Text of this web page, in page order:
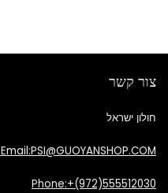
צור קשר
חולון ישראל
Email:PSI@GUOYANSHOP.COM
Phone:+(972)555512030